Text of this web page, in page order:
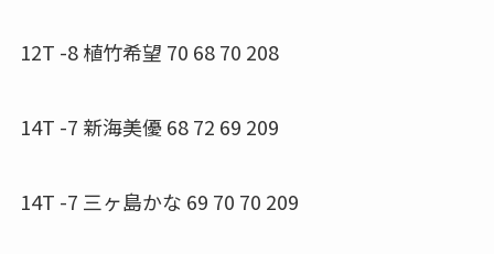
12T -8 植竹希望 70 68 70 208
14T -7 新海美優 68 72 69 209
14T -7 三ヶ島かな 69 70 70 209